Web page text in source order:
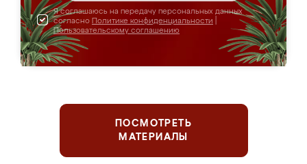
Я соглашаюсь на передачу персональных данных
согласно Политике конфиденциальности
Пользовательскому соглашению
ПОСМОТРЕТЬ
МАТЕРИАЛЫ